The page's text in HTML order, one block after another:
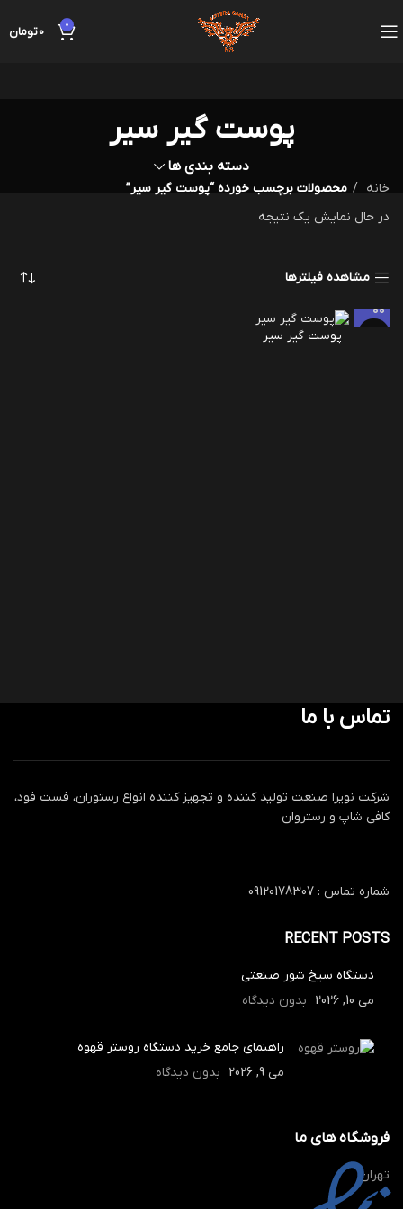
0
0تومان
پوست گیر سیر
دسته بندی ها
خانه
محصولات برچسب خورده “پوست گیر سیر”
در حال نمایش یک نتیجه
مشاهده فیلترها
پوست گیر سیر
تماس با ما
شرکت نویرا صنعت تولید کننده و تجهیز کننده انواع رستوران، فست فود،
کافی شاپ و رستروان
شماره تماس : 09120178307
RECENT POSTS
دستگاه سیخ شور صنعتی
می 10, 2026
بدون دیدگاه
راهنمای جامع خرید دستگاه روستر قهوه
می 9, 2026
بدون دیدگاه
فروشگاه های ما
تهران